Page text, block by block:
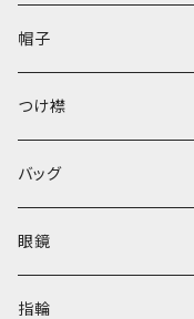
帽子
ベレー帽
つけ襟
バッグ
眼鏡
指輪